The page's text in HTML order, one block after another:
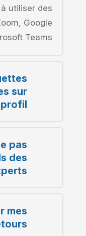
utiliser des
Google
Teams.
sur
?
pas
des
?
mes